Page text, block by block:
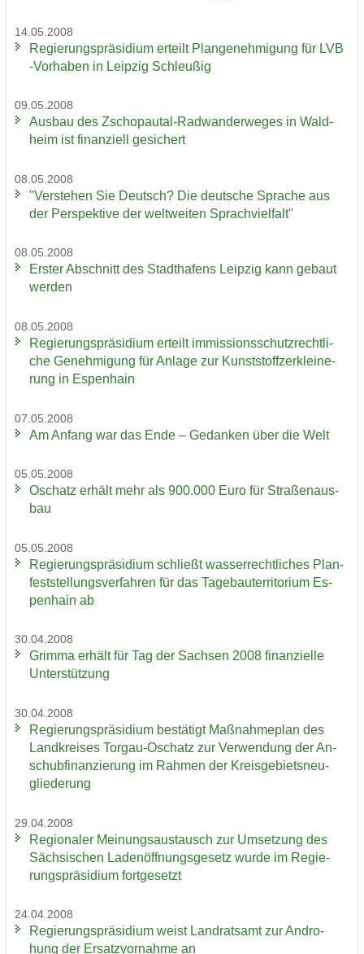
14.05.2008
Re­gie­rungs­prä­si­di­um er­teilt Plan­ge­neh­mi­gung für LVB
-​Vorhaben in Leip­zig Schleu­ßig
09.05.2008
Aus­bau des Zschopautal-​Radwanderweges in Wald­
heim ist fi­nan­zi­ell ge­si­chert
08.05.2008
"Ver­ste­hen Sie Deutsch? Die deut­sche Spra­che aus
der Per­spek­ti­ve der welt­wei­ten Sprach­viel­falt"
08.05.2008
Ers­ter Ab­schnitt des Stadt­ha­fens Leip­zig kann ge­baut
wer­den
08.05.2008
Re­gie­rungs­prä­si­di­um er­teilt im­mis­si­ons­schutz­recht­li­
che Ge­neh­mi­gung für An­la­ge zur Kunst­stoff­zer­klei­ne­
rung in Es­pen­hain
07.05.2008
Am An­fang war das Ende – Ge­dan­ken über die Welt
05.05.2008
Oschatz er­hält mehr als 900.000 Euro für Stra­ßen­aus­
bau
05.05.2008
Re­gie­rungs­prä­si­di­um schließt was­ser­recht­li­ches Plan­
fest­stel­lungs­ver­fah­ren für das Ta­ge­bau­ter­ri­to­ri­um Es­
pen­hain ab
30.04.2008
Grim­ma er­hält für Tag der Sach­sen 2008 fi­nan­zi­el­le
Un­ter­stüt­zung
30.04.2008
Re­gie­rungs­prä­si­di­um be­stä­tigt Maß­nah­me­plan des
Land­krei­ses Torgau-​Oschatz zur Ver­wen­dung der An­
schub­fi­nan­zie­rung im Rah­men der Kreis­ge­biets­neu­
glie­de­rung
29.04.2008
Re­gio­na­ler Mei­nungs­aus­tausch zur Um­set­zung des
Säch­si­schen La­den­öff­nungs­ge­setz wurde im Re­gie­
rungs­prä­si­di­um fort­ge­setzt
24.04.2008
Re­gie­rungs­prä­si­di­um weist Land­rats­amt zur An­dro­
hung der Er­satz­vor­nah­me an